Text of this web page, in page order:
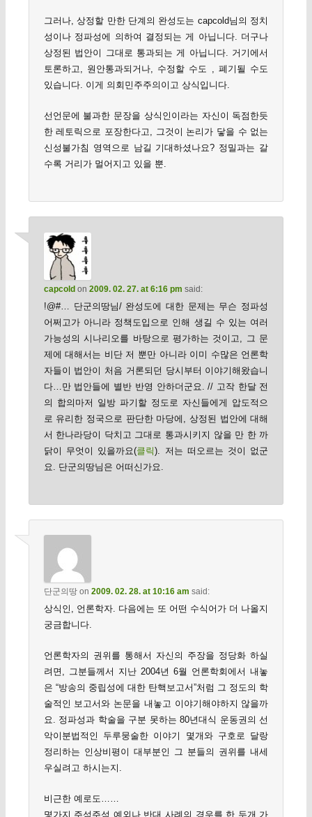
그러나, 상정할 만한 단계의 완성도는 capcold님의 정치
성이나 정파성에 의하여 결정되는 게 아닙니다. 더구나
상정된 법안이 그대로 통과되는 게 아닙니다. 거기에서
토론하고, 원안통과되거나, 수정할 수도 , 폐기될 수도
있습니다. 이게 의회민주주의이고 상식입니다.
선언문에 불과한 문장을 상식인이라는 자신이 독점한듯
한 레토릭으로 포장한다고, 그것이 논리가 닿을 수 없는
신성불가침 영역으로 남길 기대하셨나요? 정밀과는 갈
수록 거리가 멀어지고 있을 뿐.
capcoldon 2009. 02. 27. at 6:16 pm said:
!@#… 단군의땅님/ 완성도에 대한 문제는 무슨 정파성
어쩌고가 아니라 정책도입으로 인해 생길 수 있는 여러
가능성의 시나리오를 바탕으로 평가하는 것이고, 그 문
제에 대해서는 비단 저 뿐만 아니라 이미 수많은 언론학
자들이 법안이 처음 거론되던 당시부터 이야기해왔습니
다…만 법안들에 별반 반영 안하더군요. // 고작 한달 전
의 합의마저 일방 파기할 정도로 자신들에게 압도적으
로 유리한 정국으로 판단한 마당에, 상정된 법안에 대해
서 한나라당이 닥치고 그대로 통과시키지 않을 만 한 까
닭이 무엇이 있을까요(클릭). 저는 떠오르는 것이 없군
요. 단군의땅님은 어떠신가요.
단군의땅on 2009. 02. 28. at 10:16 am said:
상식인, 언론학자. 다음에는 또 어떤 수식어가 더 나올지
궁금합니다.
언론학자의 권위를 통해서 자신의 주장을 정당화 하실
려면, 그분들께서 지난 2004년 6월 언론학회에서 내놓
은 “방송의 중립성에 대한 탄핵보고서”처럼 그 정도의 학
술적인 보고서와 논문을 내놓고 이야기해야하지 않을까
요. 정파성과 학술을 구분 못하는 80년대식 운동권의 선
악이분법적인 두루뭉술한 이야기 몇개와 구호로 달랑
정리하는 인상비평이 대부분인 그 분들의 권위를 내세
우실려고 하시는지.
비근한 예로도……
몇가지 주섬주섬 예외나 반대 사례의 경우를 한 두개 가